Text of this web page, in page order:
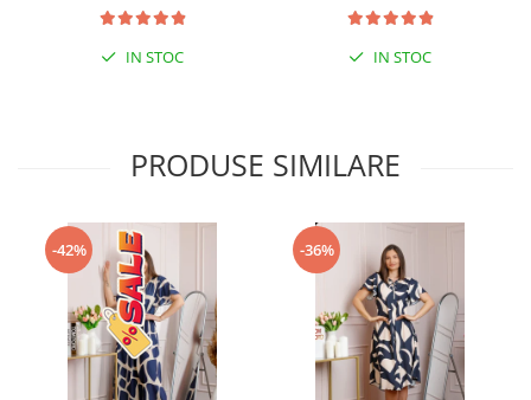
IN STOC IN STOC
PRODUSE SIMILARE
-42% -36%